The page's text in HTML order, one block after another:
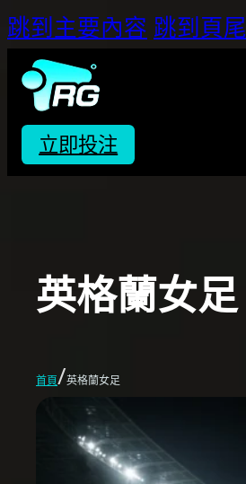
跳到主要內容 跳到頁尾
立即投注
英格蘭女足
首頁/英格蘭女足